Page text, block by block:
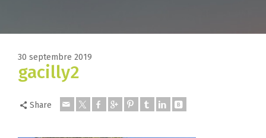
30 septembre 2019
gacilly2
Share